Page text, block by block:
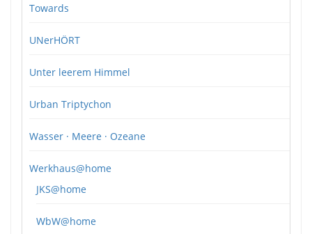
Towards
UNerHÖRT
Unter leerem Himmel
Urban Triptychon
Wasser · Meere · Ozeane
Werkhaus@home
JKS@home
WbW@home